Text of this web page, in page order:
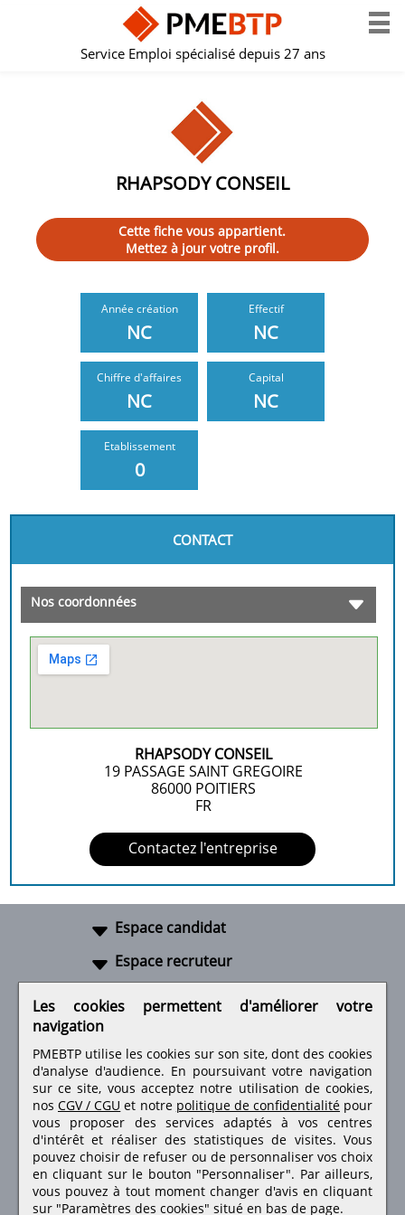
Service Emploi spécialisé depuis 27 ans
RHAPSODY CONSEIL
Cette fiche vous appartient.
Mettez à jour votre profil.
Année création
NC
Effectif
NC
Chiffre d'affaires
NC
Capital
NC
Etablissement
0
CONTACT
Nos coordonnées
RHAPSODY CONSEIL
19 PASSAGE SAINT GREGOIRE
86000 POITIERS
FR
Contactez l'entreprise
Espace candidat
Espace recruteur
Retrouvez-nous sur les réseaux sociaux
Les cookies permettent d'améliorer votre
navigation
PMEBTP utilise les cookies sur son site, dont des cookies
d'analyse d'audience. En poursuivant votre navigation
sur ce site, vous acceptez notre utilisation de cookies,
nos CGV / CGU et notre politique de confidentialité pour
vous proposer des services adaptés à vos centres
d'intérêt et réaliser des statistiques de visites.Vous
pouvez choisir de refuser ou de personnaliser vos choix
en cliquant sur le bouton "Personnaliser". Par ailleurs,
vous pouvez à tout moment changer d'avis en cliquant
sur "Paramètres des cookies" situé en bas de page.